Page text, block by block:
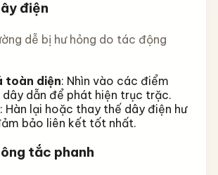
điện
dễ bị hư hỏng do tác động
toàn diện: Nhìn vào các điểm
dây dẫn để phát hiện trục trặc.
: Hàn lại hoặc thay thế dây điện hư
bảo liên kết tốt nhất.
tắc phanh